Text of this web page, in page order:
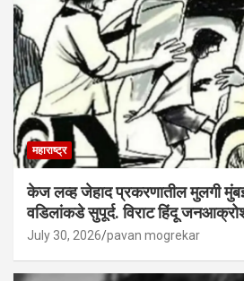
महाराष्ट्र
केज लव्ह जेहाद प्रकरणातील मुलगी
वडिलांकडे सुपूर्द. विराट हिंदू
July 30, 2026 pavan mogrekar